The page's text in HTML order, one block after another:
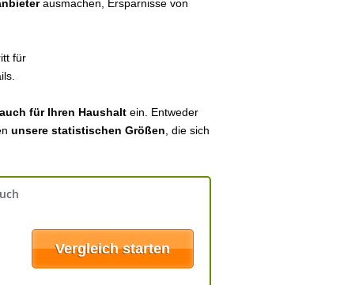
ausmachen, Ersparnisse von
für
für Ihren Haushalt ein. Entweder
unsere statistischen Größen , die sich